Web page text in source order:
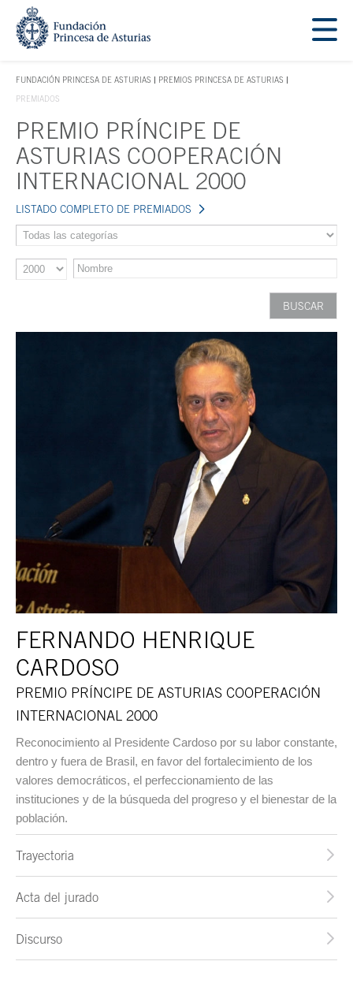
Saltar navegación. Ir directamente al contenido principal
FUNDACIÓN PRINCESA DE ASTURIAS
TECLA DE ACCESO 1
PREMIOS PRINCESA DE ASTURIAS
PREMIADOS
Contenido principal
PREMIO PRÍNCIPE DE
ASTURIAS COOPERACIÓN
INTERNACIONAL 2000
LISTADO COMPLETO DE PREMIADOS
FERNANDO HENRIQUE
CARDOSO
PREMIO PRÍNCIPE DE ASTURIAS COOPERACIÓN
INTERNACIONAL 2000
Reconocimiento al Presidente Cardoso por su labor constante,
dentro y fuera de Brasil, en favor del fortalecimiento de los
valores democráticos, el perfeccionamiento de las
instituciones y de la búsqueda del progreso y el bienestar de la
población.
Trayectoria
Acta del jurado
Discurso